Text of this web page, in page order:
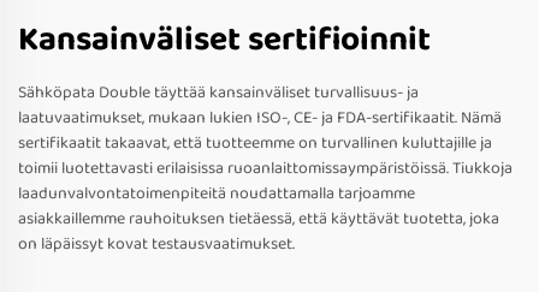
Kansainväliset sertifioinnit
Sähköpata Double täyttää kansainväliset turvallisuus- ja
laatuvaatimukset, mukaan lukien ISO-, CE- ja FDA-sertifikaatit. Nämä
sertifikaatit takaavat, että tuotteemme on turvallinen kuluttajille ja
toimii luotettavasti erilaisissa ruoanlaittomissaympäristöissä. Tiukkoja
laadunvalvontatoimenpiteitä noudattamalla tarjoamme
asiakkaillemme rauhoituksen tietäessä, että käyttävät tuotetta, joka
on läpäissyt kovat testausvaatimukset.